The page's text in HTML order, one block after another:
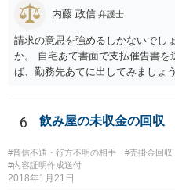
内藤 政信 弁護士
請求の意思を強めるしかないでし
か。 自宅あて書面で支払催告書
ば、勤務先あてに出してみましょう
6 飲み屋の未収金の回収
#音信不通・行方不明の相手 #売掛金回収
#内容証明作成送付
2018年1月21日